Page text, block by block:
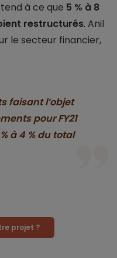
à ce que 5 % à 8
restructurés. Anil
le secteur financier,
faisant l’objet
pour FY21
à 4 % du total
projet ?